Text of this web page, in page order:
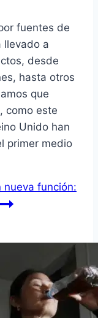
fuentes de
llevado a
desde
hasta otros
que
como este
Unido han
primer medio
nueva función: